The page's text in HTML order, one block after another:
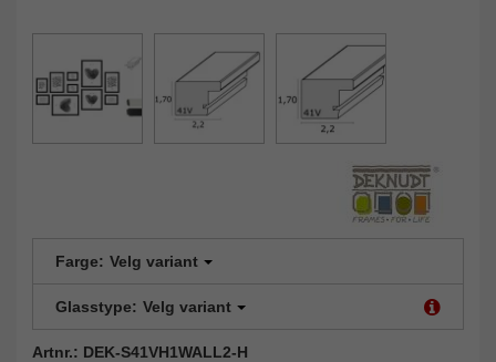
Farge: Velg variant
Glasstype: Velg variant
Artnr.: DEK-S41VH1WALL2-H